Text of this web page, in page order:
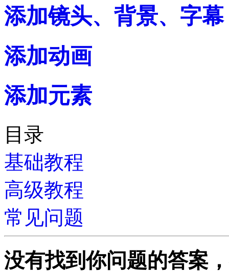
添加镜头、背景、字幕
添加动画
添加元素
目录
基础教程
高级教程
常见问题
没有找到你问题的答案